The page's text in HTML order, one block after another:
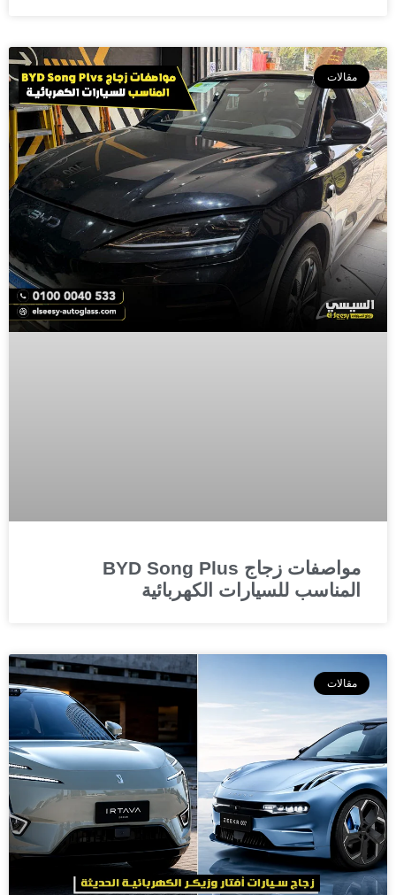
مقالات
مواصفات زجاج BYD Song Plus
المناسب للسيارات الكهربائية
مقالات